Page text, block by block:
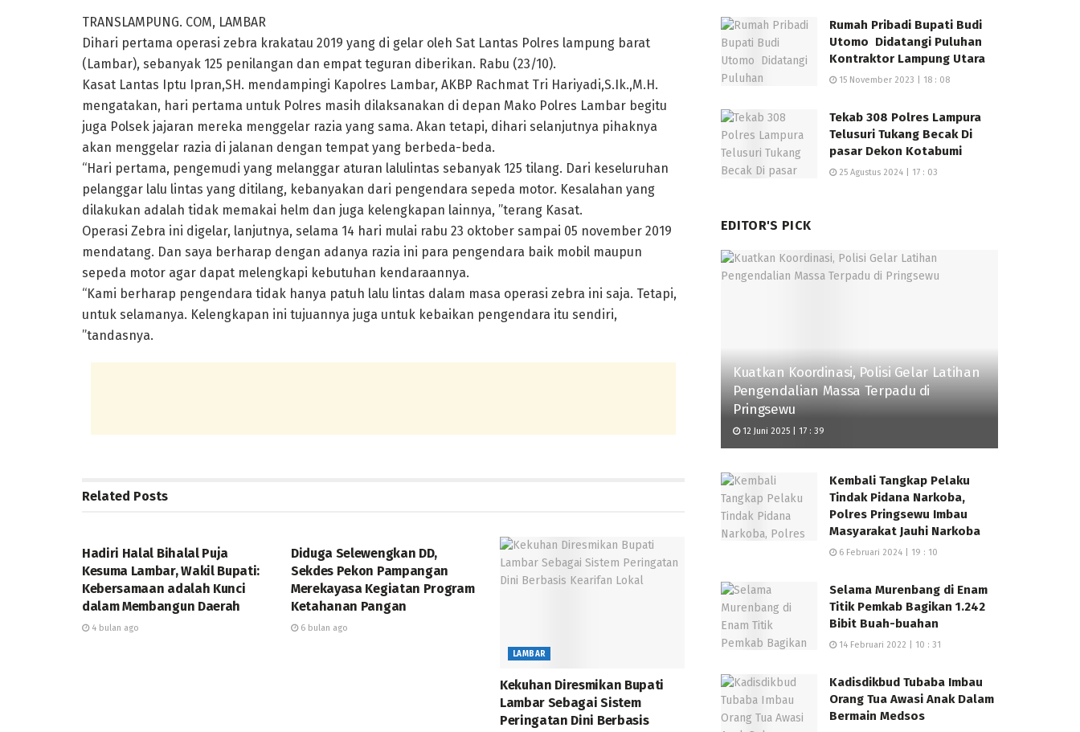
TRANSLAMPUNG. COM, LAMBAR
Dihari pertama operasi zebra krakatau 2019 yang di gelar oleh Sat Lantas Polres lampung barat
(Lambar), sebanyak 125 penilangan dan empat teguran diberikan. Rabu (23/10).
Kasat Lantas Iptu Ipran,SH. mendampingi Kapolres Lambar, AKBP Rachmat Tri Hariyadi,S.Ik.,M.H.
mengatakan, hari pertama untuk Polres masih dilaksanakan di depan Mako Polres Lambar begitu
juga Polsek jajaran mereka menggelar razia yang sama. Akan tetapi, dihari selanjutnya pihaknya
akan menggelar razia di jalanan dengan tempat yang berbeda-beda.
“Hari pertama, pengemudi yang melanggar aturan lalulintas sebanyak 125 tilang. Dari keseluruhan
pelanggar lalu lintas yang ditilang, kebanyakan dari pengendara sepeda motor. Kesalahan yang
dilakukan adalah tidak memakai helm dan juga kelengkapan lainnya, ”terang Kasat.
Operasi Zebra ini digelar, lanjutnya, selama 14 hari mulai rabu 23 oktober sampai 05 november 2019
mendatang. Dan saya berharap dengan adanya razia ini para pengendara baik mobil maupun
sepeda motor agar dapat melengkapi kebutuhan kendaraannya.
“Kami berharap pengendara tidak hanya patuh lalu lintas dalam masa operasi zebra ini saja. Tetapi,
untuk selamanya. Kelengkapan ini tujuannya juga untuk kebaikan pengendara itu sendiri,
”tandasnya.
Related Posts
Hadiri Halal Bihalal Puja
Kesuma Lambar, Wakil Bupati:
Kebersamaan adalah Kunci
dalam Membangun Daerah
4 bulan ago
Diduga Selewengkan DD,
Sekdes Pekon Pampangan
Merekayasa Kegiatan Program
Ketahanan Pangan
6 bulan ago
LAMBAR
Kekuhan Diresmikan Bupati
Lambar Sebagai Sistem
Peringatan Dini Berbasis
Rumah Pribadi Bupati Budi
Utomo Didatangi Puluhan
Kontraktor Lampung Utara
15 November 2023 | 18 : 08
Tekab 308 Polres Lampura
Telusuri Tukang Becak Di
pasar Dekon Kotabumi
25 Agustus 2024 | 17 : 03
EDITOR'S PICK
Kuatkan Koordinasi, Polisi Gelar Latihan
Pengendalian Massa Terpadu di
Pringsewu
12 Juni 2025 | 17 : 39
Kembali Tangkap Pelaku
Tindak Pidana Narkoba,
Polres Pringsewu Imbau
Masyarakat Jauhi Narkoba
6 Februari 2024 | 19 : 10
Selama Murenbang di Enam
Titik Pemkab Bagikan 1.242
Bibit Buah-buahan
14 Februari 2022 | 10 : 31
Kadisdikbud Tubaba Imbau
Orang Tua Awasi Anak Dalam
Bermain Medsos